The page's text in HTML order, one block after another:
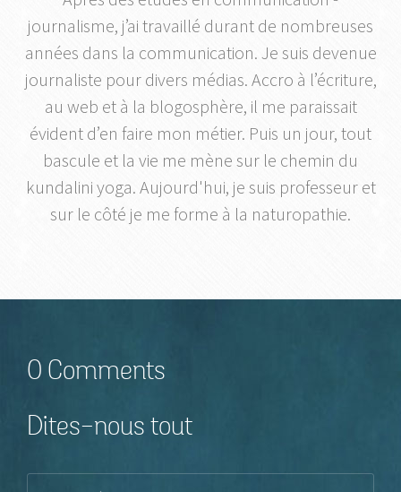
journalisme, j’ai travaillé durant de nombreuses
années dans la communication. Je suis devenue
journaliste pour divers médias. Accro à l’écriture,
au web et à la blogosphère, il me paraissait
évident d’en faire mon métier. Puis un jour, tout
bascule et la vie me mène sur le chemin du
kundalini yoga. Aujourd'hui, je suis professeur et
sur le côté je me forme à la naturopathie.
0 Comments
Dites-nous tout